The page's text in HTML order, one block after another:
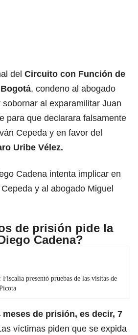
del Circuito con Función de
, condeno al abogado
sobornar al exparamilitar Juan
para que declarara falsamente
Cepeda y en favor del
Uribe Vélez.
Cadena intenta implicar en
y al abogado Miguel
de prisión pide la
Cadena?
presentó pruebas de las visitas de
meses de prisión, es decir, 7
víctimas piden que se expida